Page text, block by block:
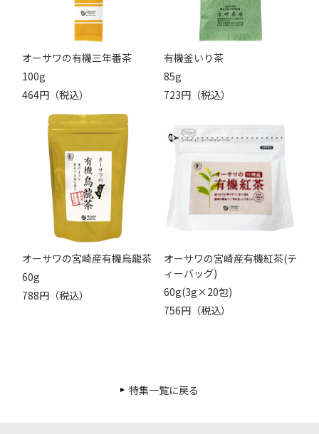
オーサワの有機三年番茶
100g
464円（税込）
有機釜いり茶
85g
723円（税込）
オーサワの宮崎産有機烏龍茶
60g
788円（税込）
オーサワの宮崎産有機紅茶(テ
ィーバッグ)
60g(3g×20包)
756円（税込）
特集一覧に戻る